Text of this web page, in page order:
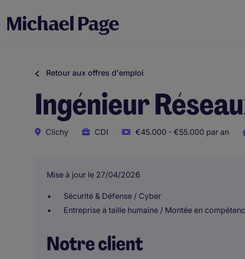
Retour aux offres d'emploi
Ingénieur
Clichy CDI €45.000 - €55.000 par an
Mise à jour le 27/04/2026
Sécurité & Défense / Cyber
Entreprise à taille humaine / Montée en
Notre client